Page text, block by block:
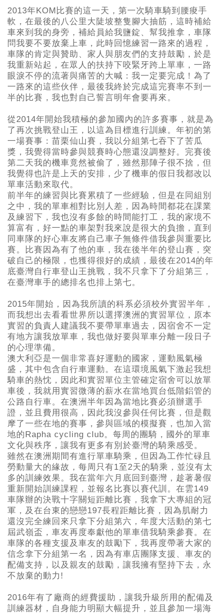
2013年KOM比賽的這一天，第一次騎車騎到腰痠手
軟，在最後的八公里大陡坡整隻腳大抽筋，這時補給
車來到我的身旁，補給員給我鹽錠、幫我推拿，車隊
問我要不要放棄上車，此時回憶練習一路來的過程，
車隊的肯定與贊助、家人與朋友們的支持鼓勵，於是
我重新站起，在眾人的扶持下咬緊牙跨上單車，一路
眼淚不停的流著與痛苦的大喊：我一定要完成！為了
一路來的這些伙伴，最後我終於完成這完賽率不到一
半的比賽，我也對自己誓言明年會要再來。
從2014年開始我積極的參加國內的許多賽事，就是為
了再次挑戰登山王，以這為目標進行訓練。年初的第
一場賽事：苗栗仙山賽，我以分組第七吞下了苦瓜
獎，我覺得當時參與競賽時心態還沒調整好。完賽後
第二天我的機車竟然被偷了，雖然那陣子很不捨，但
我覺得也許是上天的安排，少了機車的假日我都改以
單車活動來取代。
前半年的練習與比賽累積了一些經驗，但是在同組別
之中，我的單車相對比別人差，因為時間都花在課業
及練習下，我也沒有多餘的時間能打工，我的家境不
算富有，好一點的車架對我來說是很大的負擔，直到
同車隊的好心車友將自己車子無條件借我參與重要比
賽。比賽因為有了他的車，我在後半年的登山賽，突
破自己的極限，也獲得很好的成績，最後在2014的年
底臺灣自行車登山王挑戰，我不只拿下了分組第三，
在臺灣車手的總排名也排上第七。
2015年開始，因為我所讀的科系必須校外實習半年，
而我想出去看看世界所以選擇澳洲的實習單位，原本
實習的負責人建議我不要帶單車過去，因宿舍不一定
有地方讓我放單車，我也做好要與單車分離一段日子
的心理準備。
澳大利亞是一個非常喜好運動的國家，運動風氣極
盛，其中包含自行車運動。在這環境風氣下激起我想
騎車的熱忱，因此和實習單位主管確定宿舍可以放單
車後，我就用實習微薄的薪水在當地買台低階鋁管的
公路自行車。在澳洲半年因為當地比賽必須辦選手
證，並且費用很高，因此我沒參與任何比賽，但是觀
摩了一些在地的賽事，參與區域的模擬賽，也加入當
地的Rapha cycling club。每周的團騎，國外的單車
文化與秩序，讓我有更多有別於臺灣的騎乘感受。
雖然在澳洲期間有進行單車騎乘，但因為工作忙碌且
勞動量大的緣故，每周只有1至2天的騎乘，並沒有太
多的訓練效果。我在當年六月底回到臺灣，趁著暑假
重新開始訓練課程，並報名比賽以賽代訓。在雲149
車隊辦的決戰十字關短距離比賽，我拿下大專組的冠
軍，及在台東的戀戀197長程距離比賽，因為肌耐力
還沒完全練回來只拿下分組第六，年度大活動的第七
屆武嶺盃，車友再度奉獻他的單車借我騎乘參賽。在
車隊的各種支援及車友的鼓勵下，我再度帶著大家的
信念拿下分組第一名，因為有車店團隊支援、車友的
配備支持，以及親友的鼓勵，讓我擁有堅持下去，永
不放棄的動力!
2016年有了廠商的經費援助，讓我升級所用的配備及
訓練器材，自身能力明顯大幅提升，並且參加一場海